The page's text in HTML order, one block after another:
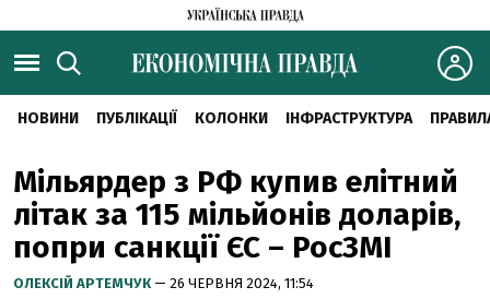
НОВИНИ ПУБЛІКАЦІЇ КОЛОНКИ ІНФРАСТРУКТУРА
Мільярдер з РФ купив елітний
літак за 115 мільйонів доларів,
попри санкції ЄС – РосЗМІ
ОЛЕКСІЙ АРТЕМЧУК — 26 ЧЕРВНЯ 2024, 11:54